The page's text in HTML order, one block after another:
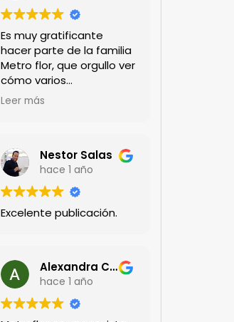
Es muy gratificante
hacer parte de la familia
Metro flor, que orgullo ver
cómo varios
profesionales hombres y
técnicas. Gracias por
mantenernos al día.mil
GRACIAS
Leer más
Nestor Salas
hace 1 año
Excelente publicación.
Alexandra Castillo
hace 1 año